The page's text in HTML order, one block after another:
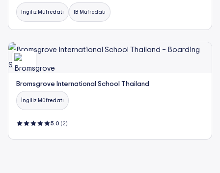
İngiliz Müfredatı IB Müfredatı
Bromsgrove International School Thailand
İngiliz Müfredatı
5.0 (2)